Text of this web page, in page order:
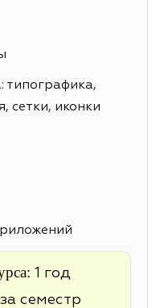
типографика,
сетки, иконки
1 год
семестр